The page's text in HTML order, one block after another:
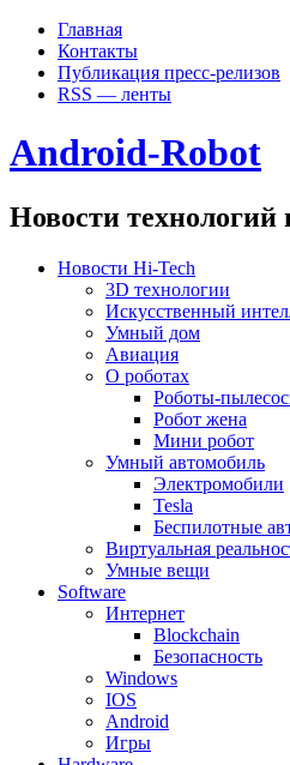
Главная
Контакты
Публикация пресс-релизов
RSS — ленты
Android-Robot
Новости технологий
Новости Hi-Tech
3D технологии
Искусственный
Умный дом
Авиация
О роботах
Роботы-
Робот жена
Мини робот
Умный автомобиль
Электромобили
Tesla
Беспилотные
Виртуальная
Умные вещи
Software
Интернет
Blockchain
Безопасность
Windows
IOS
Android
Игры